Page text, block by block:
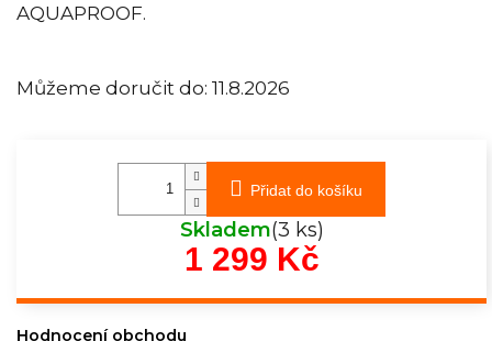
Můžeme doručit do: 11.8.2026
AQUAPROOF.
Přidat do košíku
Skladem(3 ks)
1 299 KčMěrná
Hodnocení obchodu